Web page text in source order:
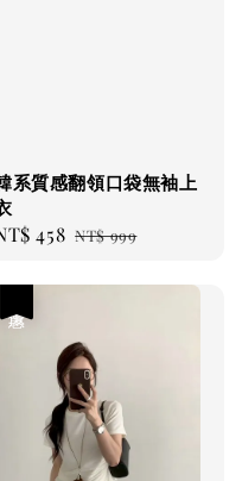
系質感翻領口袋無袖上
458 Regular
NT$ 999